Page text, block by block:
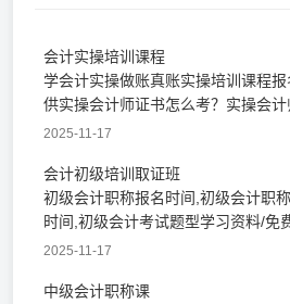
会计实操培训课程
学会计实操做账真账实操培训课程
供实操会计师证书怎么考？实操会计
2025-11-17
会计初级培训取证班
初级会计职称报名时间,初级会计职
时间,初级会计考试题型学习资料/免
2025-11-17
中级会计职称课